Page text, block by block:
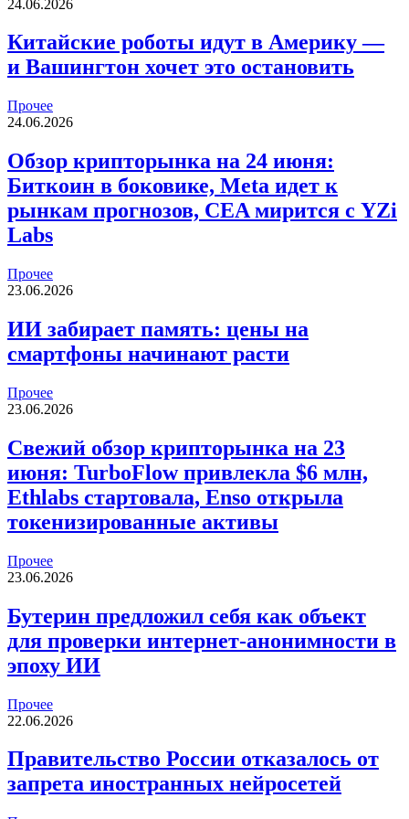
24.06.2026
Китайские роботы идут в Америку —
и Вашингтон хочет это остановить
Прочее
24.06.2026
Обзор крипторынка на 24 июня:
Биткоин в боковике, Meta идет к
рынкам прогнозов, CEA мирится с YZi
Labs
Прочее
23.06.2026
ИИ забирает память: цены на
смартфоны начинают расти
Прочее
23.06.2026
Свежий обзор крипторынка на 23
июня: TurboFlow привлекла $6 млн,
Ethlabs стартовала, Enso открыла
токенизированные активы
Прочее
23.06.2026
Бутерин предложил себя как объект
для проверки интернет-анонимности в
эпоху ИИ
Прочее
22.06.2026
Правительство России отказалось от
запрета иностранных нейросетей